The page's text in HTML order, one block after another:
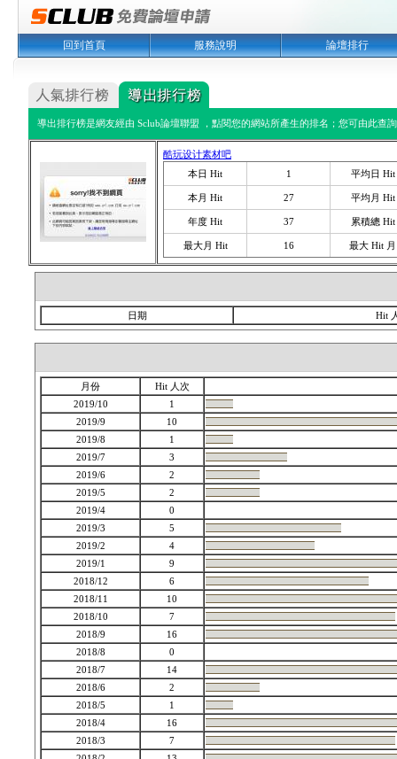
回到首頁 服務說明 論壇排行
導出排行榜是網友經由 Sclub論壇聯盟 ，點閱您的網站所產生的排名；您可由此查
酷玩设计素材吧
本日 Hit
1 平均日 Hit
本月 Hit 27 平均月 Hit
年度 Hit 37 累積總 Hit
最大月 Hit 16 最大 Hit 月
日期 Hit
月份
Hit 人次
2019/10
1
2019/9
10
2019/8
1
2019/7
3
2019/6
2
2019/5
2
2019/4
0
2019/3
5
2019/2
4
2019/1
9
2018/12
6
2018/11
10
2018/10
7
2018/9
16
2018/8
0
2018/7
14
2018/6
2
2018/5
1
2018/4
16
2018/3
7